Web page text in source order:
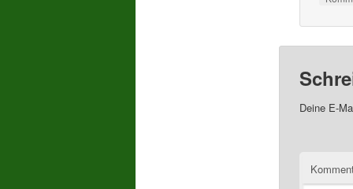
Deine E-